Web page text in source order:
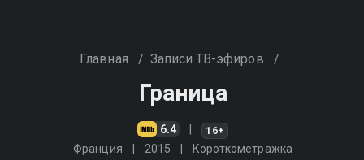
Главная / Записи ТВ-эфиров /
Граница
6.4 16+
Франция 2015 Короткометражка